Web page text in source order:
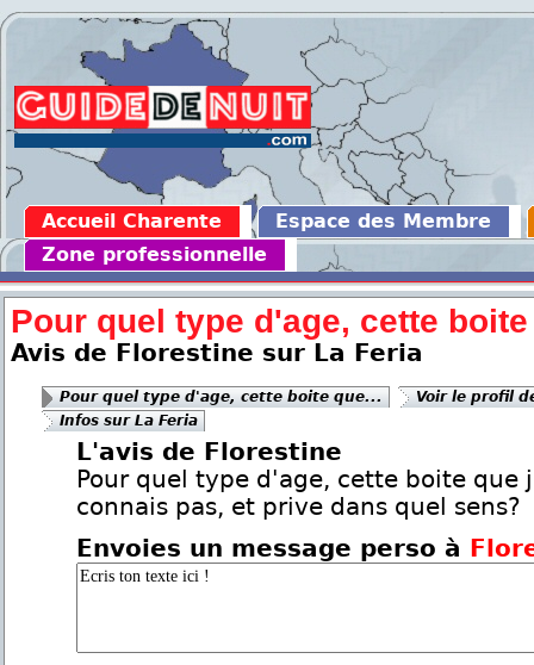
Accueil Charente
Espace des Membre
Zone professionnelle
Pour quel type d'age, cette
Avis de Florestine sur La Feria
Pour quel type d'age, cette boite que...
Voir le profil
Infos sur La Feria
L'avis de Florestine
Pour quel type d'age, cette boite que
connais pas, et prive dans quel sens?
Envoies un message perso à